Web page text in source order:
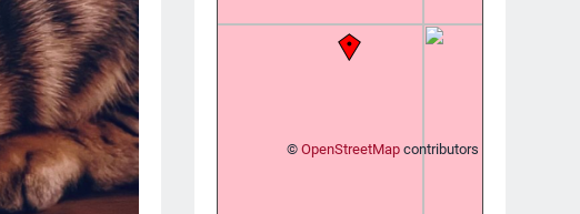
© OpenStreetMapcontributors